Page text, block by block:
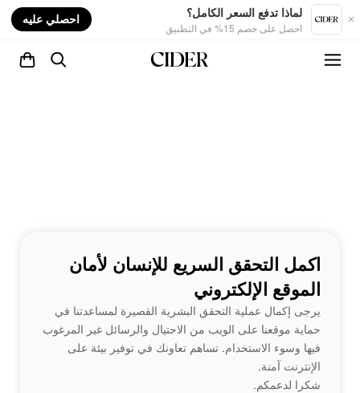
لماذا تدفع السعر الكامل؟
احصل على خصم 15% في التطبيق
احصلي عليه
اكمل التحقق السريع للإنسان لأمان
الموقع الإلكتروني
يرجى إكمال عملية التحقق البشرية القصيرة لمساعدتنا في
حماية موقعنا على الويب من الاحتيال والرسائل غير المرغوب
فيها وسوء الاستخدام. تساهم تعاونك في توفير بيئة على
الإنترنت آمنة.
شكرا لدعمكم.